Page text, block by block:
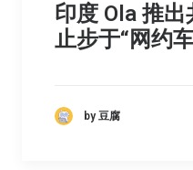
印度 Ola 推
止步于“网约
by 豆腐